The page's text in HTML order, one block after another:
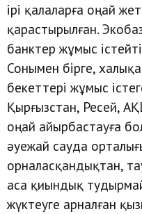
ірі қалаларға оңай
қарастырылған.
банктер жұмыс
Сонымен бірге,
бекеттері жұмыс
Қырғызстан, Ресей,
оңай айырбастауға
әуежай сауда
орналасқандықтан,
аса қиындық
жүктеуге арналған